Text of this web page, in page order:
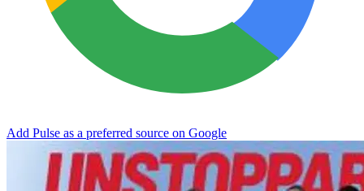
Add Pulse as a preferred source on Google